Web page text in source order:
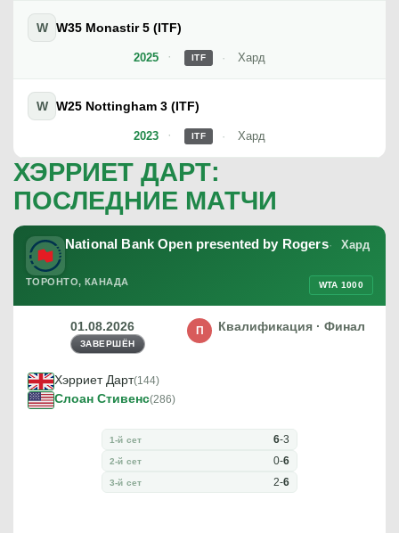
2025
W W35 Monastir 5 (ITF)
ITF Хард
2023
W W25 Nottingham 3 (ITF)
ITF Хард
ХЭРРИЕТ ДАРТ:
ПОСЛЕДНИЕ МАТЧИ
National Bank Open presented by Rogers Хард
ТОРОНТО, КАНАДА WTA 1000
01.08.2026
ЗАВЕРШЁН
Квалификация · Финал
П
Хэрриет Дарт(144)
Слоан Стивенс(286)
1-й сет 6-3
2-й сет 0-6
3-й сет 2-6